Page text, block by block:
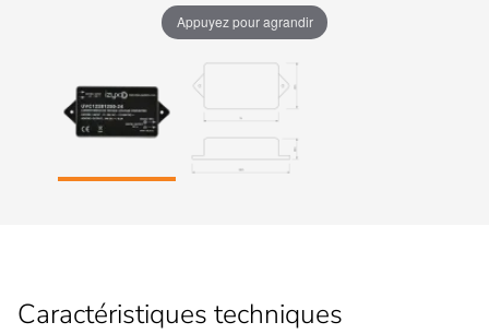
Appuyez pour agrandir
Caractéristiques techniques